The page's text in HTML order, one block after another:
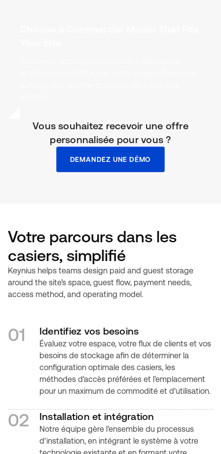
Vous souhaitez recevoir une offre
personnalisée pour vous ?
DEMANDEZ UNE DÉMO
Votre parcours dans les
casiers, simplifié
Keynius helps teams design paid and guest storage
around the site’s space, guest flow, payment needs,
access method, and operating model.
01 Identifiez vos besoins
Évaluez votre espace, votre flux de clients et vos
besoins de stockage afin de déterminer la
configuration optimale des casiers, les
méthodes d'accès préférées et l'emplacement
pour un maximum de commodité et d'utilisation.
02 Installation et intégration
Notre équipe gère l'ensemble du processus
d'installation, en intégrant le système à votre